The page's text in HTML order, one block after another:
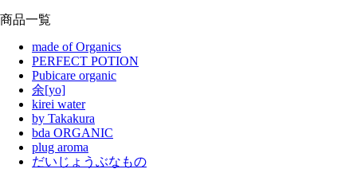
商品一覧
made of Organics
PERFECT POTION
Pubicare organic
余[yo]
kirei water
by Takakura
bda ORGANIC
plug aroma
だいじょうぶなもの